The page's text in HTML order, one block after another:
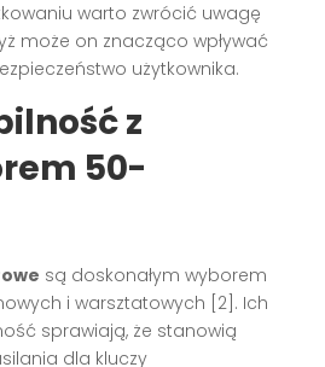
warto zwrócić uwagę
może on znacząco wpływać
użytkownika.
z
50-
są doskonałym wyborem
i warsztatowych [2]. Ich
sprawiają, że stanowią
dla kluczy